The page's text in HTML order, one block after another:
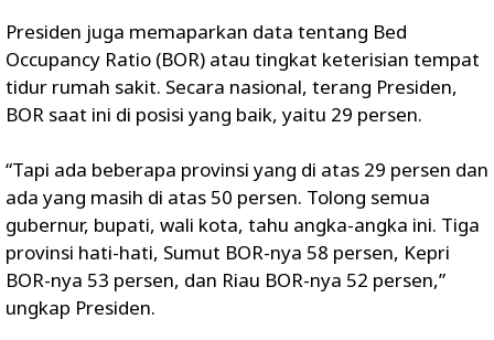
Presiden juga memaparkan data tentang Bed
Occupancy Ratio (BOR) atau tingkat keterisian tempat
tidur rumah sakit. Secara nasional, terang Presiden,
BOR saat ini di posisi yang baik, yaitu 29 persen.
“Tapi ada beberapa provinsi yang di atas 29 persen dan
ada yang masih di atas 50 persen. Tolong semua
gubernur, bupati, wali kota, tahu angka-angka ini. Tiga
provinsi hati-hati, Sumut BOR-nya 58 persen, Kepri
BOR-nya 53 persen, dan Riau BOR-nya 52 persen,”
ungkap Presiden.